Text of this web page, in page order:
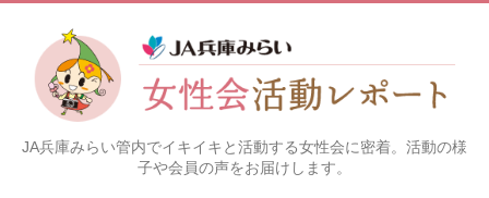
JA兵庫みらい管内でイキイキと活動する女性会に密着。活動の様
子や会員の声をお届けします。